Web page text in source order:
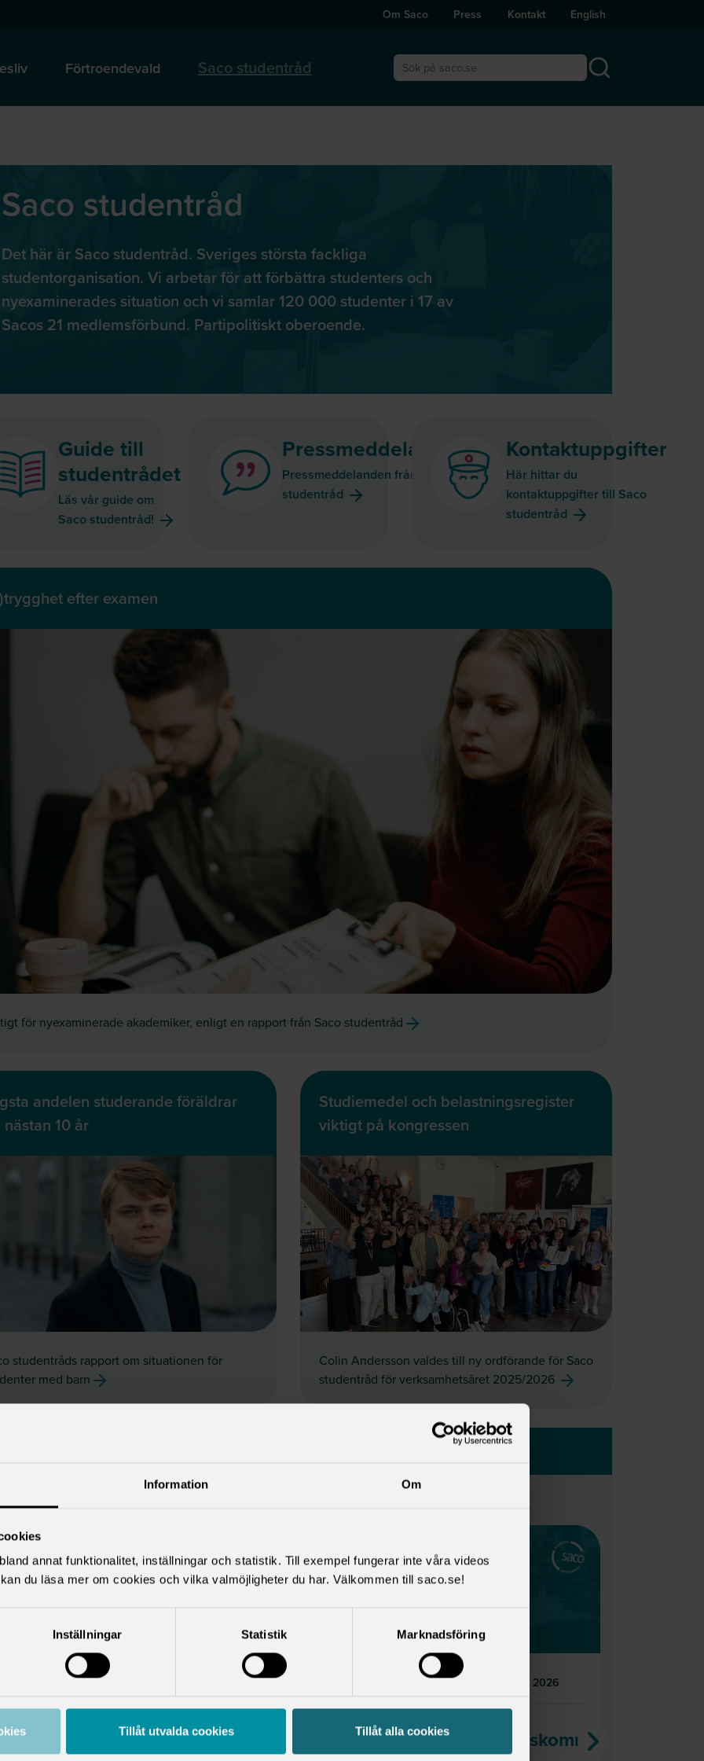
Information Om
annat funktionalitet, inställningar och statistik. Till exempel fungerar inte våra videos
du läsa mer om cookies och vilka valmöjligheter du har. Välkommen till saco.se!
Inställningar Statistik Marknadsföring
Tillåt utvalda cookies Tillåt alla cookies
Om Saco Press Kontakt English
Förtroendevald Saco studentråd
Saco studentråd
Det här är Saco studentråd. Sveriges största fackliga
studentorganisation. Vi arbetar för att förbättra studenters och
nyexaminerades situation och vi samlar 120 000 studenter i 17 av
Sacos 21 medlemsförbund. Partipolitiskt oberoende.
Guide till
studentrådet
Läs vår guide om
Saco studentråd!
Pressmeddelanden
Pressmeddelanden från Saco
studentråd
Kontaktuppgifter
Här hittar du
kontaktuppgifter till Saco
studentråd
efter examen
för nyexaminerade akademiker, enligt en rapport från Saco studentråd
andelen studerande föräldrar
10 år
studentråds rapport om situationen för
med barn
Studiemedel och belastningsregister
viktigt på kongressen
Colin Andersson valdes till ny ordförande för Saco
studentråd för verksamhetsåret 2025/2026
onsdag 20 maj
och
RAPPORT
(O)trygghet efter
Senaste nytt
Studentråd
tisdag 3 februari 2026
Remissvar
produktivitetskommissionen